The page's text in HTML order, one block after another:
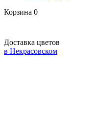
Корзина 0
Доставка цветов
в Некрасовском